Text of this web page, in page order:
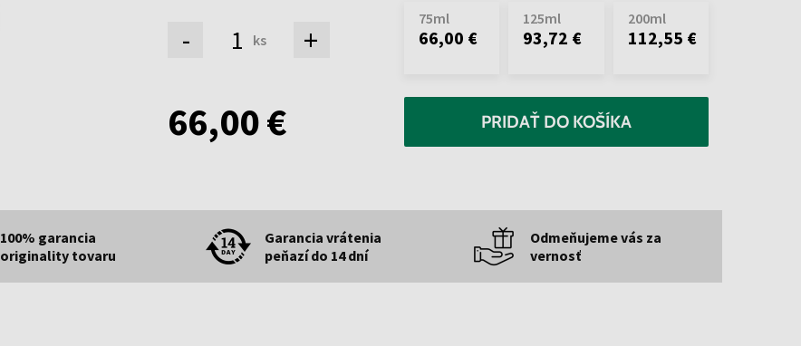
- ks +
75ml
66,00 €
125ml
93,72 €
200ml
112,55 €
66,00 € PRIDAŤ DO KOŠÍKA
100% garancia
originality tovaru
Garancia vrátenia
peňazí do 14 dní
Odmeňujeme vás za
vernosť